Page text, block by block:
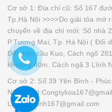
Cơ sở 1: Địa chỉ cũ: Số 167
Tp.Hà Nội >>>>Do giải tỏa mở
chuyển về địa chỉ mới: Số nhà
P.Tương Mai, Tp. Hà Nội ( Đối
Đối diện cầu Kuo, Cách ngõ
khoảng 40m. Cách ngã 3 Lĩnh
Cơ sở 2: Số 39 Yên Bình -
Nội
Lioanhatlinh167@gmail.com